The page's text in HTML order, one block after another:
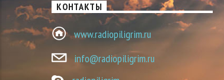
КОНТАКТЫ
www.radiopiligrim.ru
info@radiopiligrim.ru